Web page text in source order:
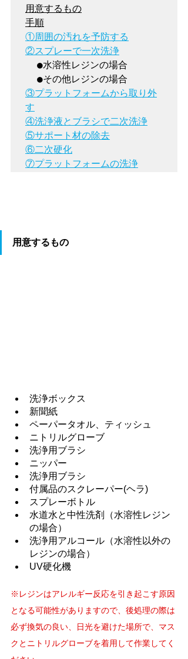
①周囲の汚れを予防する
②スプレーで一次洗浄
③プラットフォームから取り外
す
④洗浄液とブラシで二次洗浄
⑤サポート材の除去
⑥二次硬化
⑦プラットフォームの洗浄
用意するもの
洗浄ボックス
新聞紙
ペーパータオル、ティッシュ
​ニトリルグローブ
洗浄用ブラシ
ニッパー
洗浄用ブラシ
付属品のスクレーパー(ヘラ)
スプレーボトル
水道水と中性洗剤（水溶性レジン
の場合）
洗浄用アルコール（水溶性以外の
レジンの場合）
UV硬化機
※レジンはアレルギー反応を引き起こす原因
となる可能性がありますので、後処理の際は
必ず換気の良い、日光を避けた場所で、マス
クとニトリルグローブを着用して作業してく